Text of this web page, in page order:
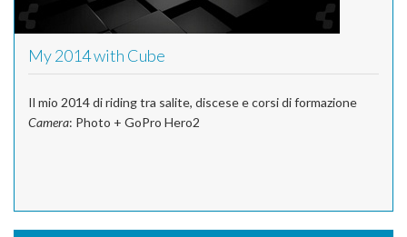
My 2014 with Cube
Il mio 2014 di riding tra salite, discese e corsi di formazione
Camera: Photo + GoPro Hero2